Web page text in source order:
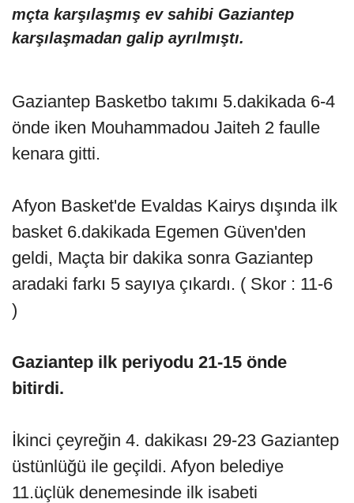
mçta karşılaşmış ev sahibi Gaziantep
karşılaşmadan galip ayrılmıştı.
Gaziantep Basketbo takımı 5.dakikada 6-4
önde iken Mouhammadou Jaiteh 2 faulle
kenara gitti.
Afyon Basket'de Evaldas Kairys dışında ilk
basket 6.dakikada Egemen Güven'den
geldi, Maçta bir dakika sonra Gaziantep
aradaki farkı 5 sayıya çıkardı. ( Skor : 11-6
)
Gaziantep ilk periyodu 21-15 önde
bitirdi.
İkinci çeyreğin 4. dakikası 29-23 Gaziantep
üstünlüğü ile geçildi. Afyon belediye
11.üçlük denemesinde ilk isabeti